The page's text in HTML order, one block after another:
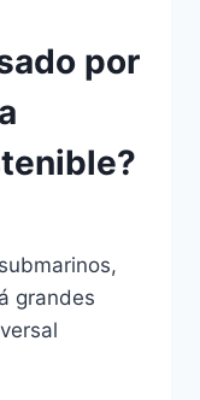
por
grandes